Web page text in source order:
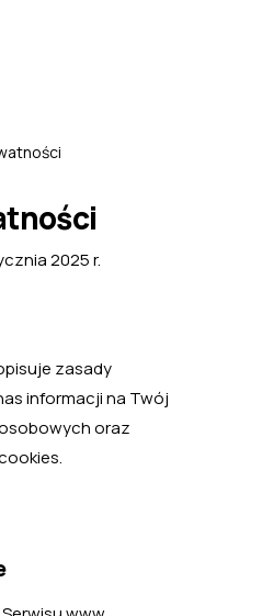
2025 r.
zasady
informacji na Twój
oraz